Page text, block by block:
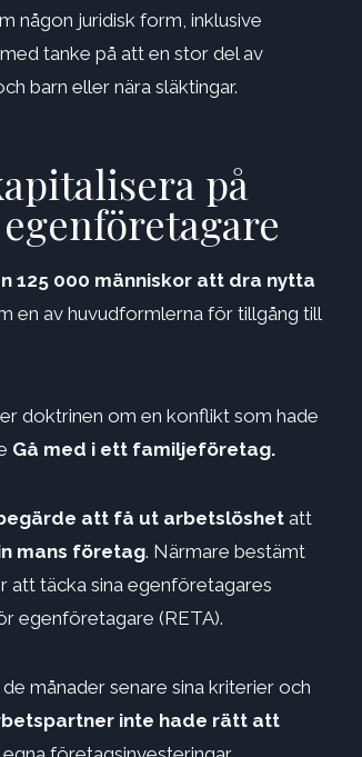
någon juridisk form, inklusive
tanke på att en stor del av
barn eller nära släktingar.
på
125 000 människor att dra nytta
en av huvudformlerna för tillgång till
doktrinen om en konflikt som hade
Gå med i ett familjeföretag.
att få ut arbetslöshet att
mans företag. Närmare bestämt
att täcka sina egenföretagares
egenföretagare (RETA).
månader senare sina kriterier och
inte hade rätt att